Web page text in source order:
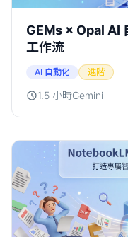
GEMs × Opal AI
工作流
AI 自動化 進階
1.5 小時Gemini